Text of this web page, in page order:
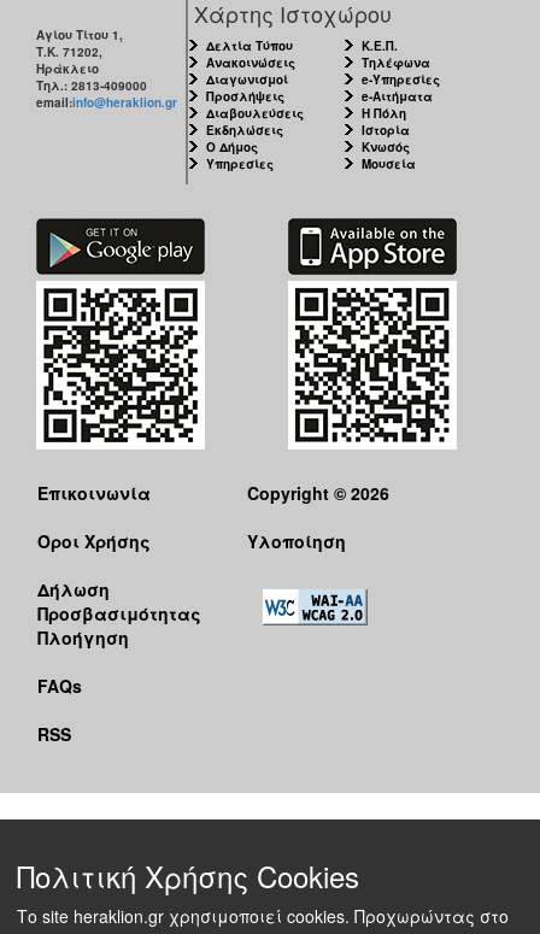
Αγίου Τίτου 1,
Τ.Κ. 71202,
Ηράκλειο
Τηλ.: 2813-409000
email:info@heraklion.gr
Χάρτης Ιστοχώρου
Δελτία Τύπου
Ανακοινώσεις
Διαγωνισμοί
Προσλήψεις
Διαβουλεύσεις
Εκδηλώσεις
Ο Δήμος
Υπηρεσίες
Κ.Ε.Π.
Τηλέφωνα
e-Υπηρεσίες
e-Αιτήματα
Η Πόλη
Ιστορία
Κνωσός
Μουσεία
Επικοινωνία
Όροι Χρήσης
Δήλωση
Προσβασιμότητας
Πλοήγηση
FAQs
RSS
Copyright © 2026
Υλοποίηση
Πολιτική Χρήσης Cookies
Το site heraklion.gr χρησιμοποιεί cookies. Προχωρώντας στο